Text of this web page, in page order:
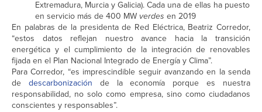
Extremadura, Murcia y Galicia). Cada una de ellas ha puesto
en servicio más de 400 MW verdes en 2019
En palabras de la presidenta de Red Eléctrica, Beatriz Corredor,
“estos datos reflejan nuestro avance hacia la transición
energética y el cumplimiento de la integración de renovables
fijada en el Plan Nacional Integrado de Energía y Clima”.
Para Corredor, “es imprescindible seguir avanzando en la senda
de descarbonización de la economía porque es nuestra
responsabilidad, no solo como empresa, sino como ciudadanos
conscientes y responsables”.